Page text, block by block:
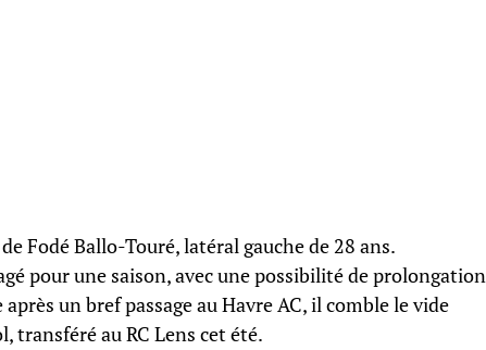
Fodé Ballo-Touré, latéral gauche de 28 ans.
pour une saison, avec une possibilité de prolongation
un bref passage au Havre AC, il comble le vide
transféré au RC Lens cet été.